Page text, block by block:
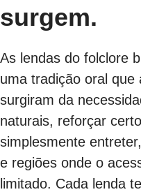
surgem.
As lendas do folclore
uma tradição oral que
surgiram da
naturais, reforçar
simplesmente
e regiões onde o
limitado. Cada lenda